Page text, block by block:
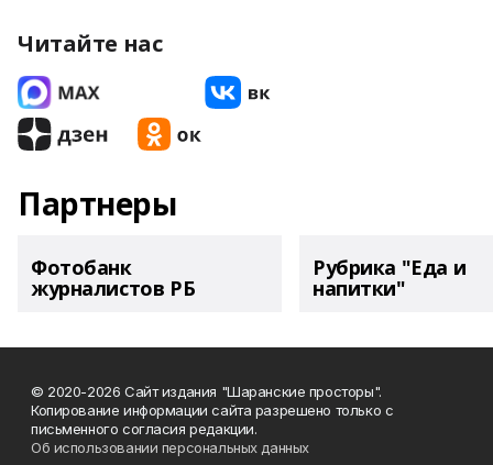
Читайте нас
Партнеры
Фотобанк
журналистов РБ
Рубрика "Еда и
напитки"
© 2020-2026 Сайт издания "Шаранские просторы".
Копирование информации сайта разрешено только с
письменного согласия редакции.
Об использовании персональных данных